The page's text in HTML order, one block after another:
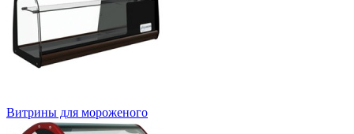
Витрины для мороженого